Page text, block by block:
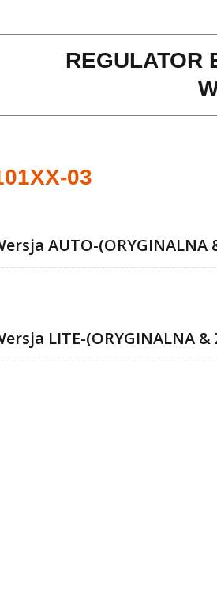
REGULATOR
03
AUTO-(ORYGINALNA
LITE-(ORYGINALNA